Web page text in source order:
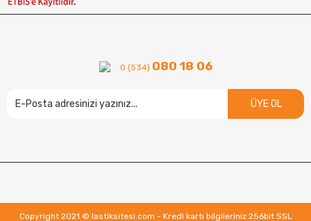
0 (534) 080 18 06
ÜYE OL
Copyright 2021 © lastiksitesi.com - Kredi kartı bilgileriniz 256bit SSL